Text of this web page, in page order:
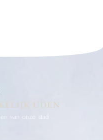
UDEN
van onze stad